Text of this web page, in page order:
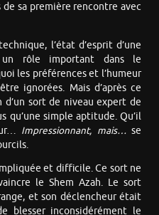
sa première rencontre avec
l’état d’esprit d’une
un rôle important dans le
les préférences et l’humeur
ignorées. Mais d’après ce
d’un sort de niveau expert de
qu’une simple aptitude. Qu’il
Impressionnant, mais…se
et difficile. Ce sort ne
le Shem Azah. Le sort
et son déclencheur était
blesser inconsidérément le